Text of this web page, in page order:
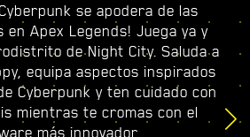
se apodera de las
en Apex Legends! Juega ya y
de Night City. Saluda a
equipa aspectos inspirados
Cyberpunk y ten cuidado con
mientras te cromas con el
más innovador.